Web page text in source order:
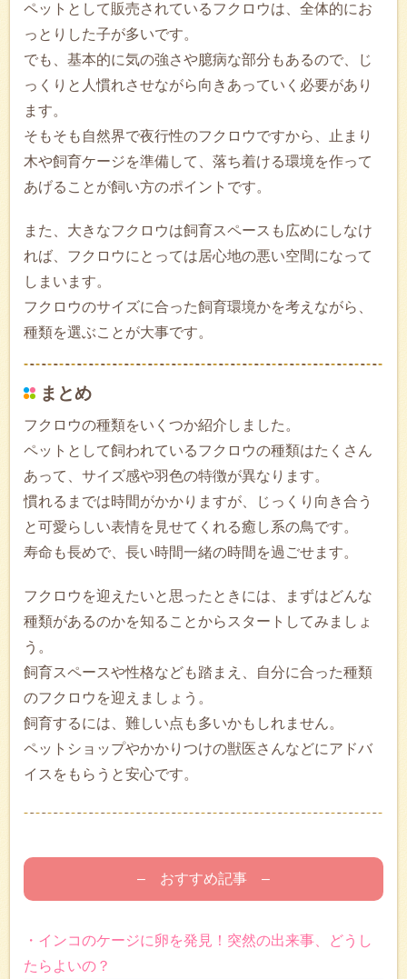
ペットとして販売されているフクロウは、全体的にお
っとりした子が多いです。
でも、基本的に気の強さや臆病な部分もあるので、じ
っくりと人慣れさせながら向きあっていく必要があり
ます。
そもそも自然界で夜行性のフクロウですから、止まり
木や飼育ケージを準備して、落ち着ける環境を作って
あげることが飼い方のポイントです。
また、大きなフクロウは飼育スペースも広めにしなけ
れば、フクロウにとっては居心地の悪い空間になって
しまいます。
フクロウのサイズに合った飼育環境かを考えながら、
種類を選ぶことが大事です。
まとめ
フクロウの種類をいくつか紹介しました。
ペットとして飼われているフクロウの種類はたくさん
あって、サイズ感や羽色の特徴が異なります。
慣れるまでは時間がかかりますが、じっくり向き合う
と可愛らしい表情を見せてくれる癒し系の鳥です。
寿命も長めで、長い時間一緒の時間を過ごせます。
フクロウを迎えたいと思ったときには、まずはどんな
種類があるのかを知ることからスタートしてみましょ
う。
飼育スペースや性格なども踏まえ、自分に合った種類
のフクロウを迎えましょう。
飼育するには、難しい点も多いかもしれません。
ペットショップやかかりつけの獣医さんなどにアドバ
イスをもらうと安心です。
– おすすめ記事 –
・インコのケージに卵を発見！突然の出来事、どうし
たらよいの？